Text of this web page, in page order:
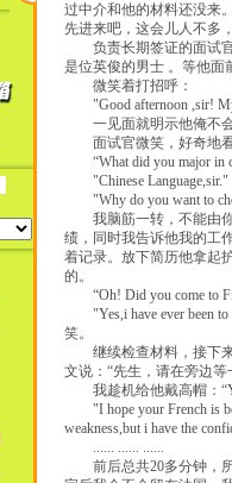
过中介和他的材料还没来
先进来吧，这会儿人不多
负责长期签证的面试官
是位英俊的男士 。等他面
微笑着打招呼：
"Good afternoon ,sir! My
一见面就明示他俺不
面试官微笑，好奇地看
“What did you major in
"Chinese Language,sir."
"Why do you want to
我脑筋一转，不能由你
绩，同时我告诉他我的工
着记录。放下简历他拿起
的。
“Oh! Did you come to
"Yes,i have ever been to
笑。
继续检查材料，接下来
文说：“先生，请在旁边等
我趁机给他戴高帽：
"I hope your French is
weakness,but i have the
...... ...... ......
前后总共20多分钟，所